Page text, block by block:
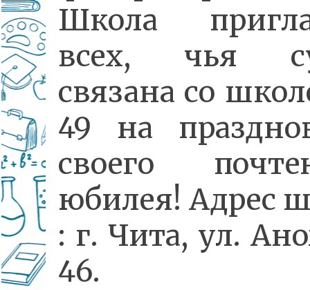
Школа
всех, чья
связана со
49 на
своего
юбилея! Адрес
: г. Чита, ул.
46.